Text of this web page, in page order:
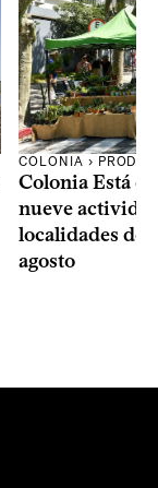
COLONIA ›
Colonia Está
nueve
localidades del
agosto